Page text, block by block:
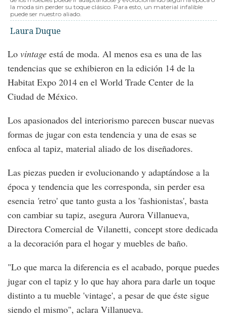
la moda sin perder su toque clásico. Para esto, un material infalible
puede ser nuestro aliado.
Laura Duque
Lo vintage está de moda. Al menos esa es una de las
tendencias que se exhibieron en la edición 14 de la
Habitat Expo 2014 en el World Trade Center de la
Ciudad de México.
Los apasionados del interiorismo parecen buscar nuevas
formas de jugar con esta tendencia y una de esas se
enfoca al tapiz, material aliado de los diseñadores.
Las piezas pueden ir evolucionando y adaptándose a la
época y tendencia que les corresponda, sin perder esa
esencia 'retro' que tanto gusta a los 'fashionistas', basta
con cambiar su tapiz, asegura Aurora Villanueva,
Directora Comercial de Vilanetti, concept store dedicada
a la decoración para el hogar y muebles de baño.
"Lo que marca la diferencia es el acabado, porque puedes
jugar con el tapiz y lo que hay ahora para darle un toque
distinto a tu mueble 'vintage', a pesar de que éste sigue
siendo el mismo", aclara Villanueva.